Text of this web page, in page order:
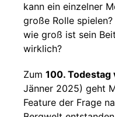
kann ein einzelner
große Rolle
wie groß ist sein
wirklich?
Zum 100. Todestag
Jänner 2025) geht
Feature der Frage